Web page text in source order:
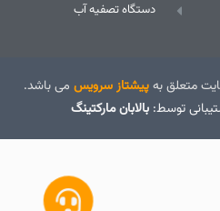
دستگاه تصفیه آب
پیشتاز سرویس می باشد.
توسط: بالابان مارکتینگ